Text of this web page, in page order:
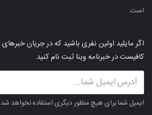
است.
اگر مایلید اولین نفری باشید که در جریان
کافیست در خبرنامه وبنا ثبت نام کنید.
ایمیل شما برای هیچ منظور دیگری استفاده نخواهد